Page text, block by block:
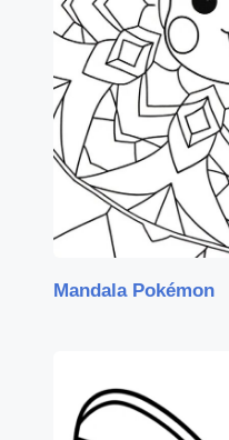
Mandala Pokémon